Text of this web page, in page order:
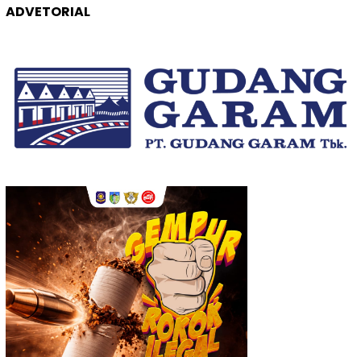
ADVETORIAL